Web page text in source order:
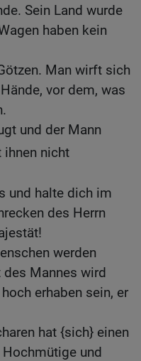
Sein Land wurde
haben kein
Man wirft sich
vor dem, was
und der Mann
ihnen nicht
und halte dich im
des Herrn
werden
Mannes wird
erhaben sein, er
hat {sich} einen
und